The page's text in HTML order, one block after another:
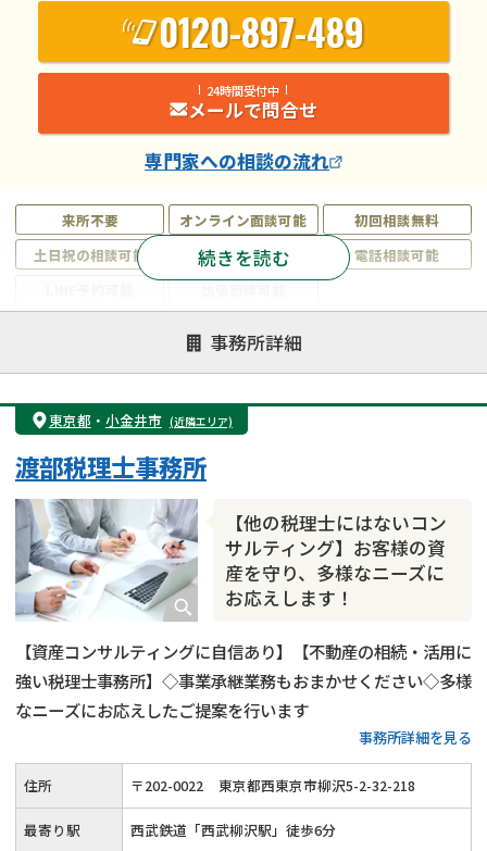
来所不要 オンライン面談可能
初回相談無料
土日祝の相談可能
19時以降電話可能
電話相談可能
遺言書作成・遺言執行
相続放棄
相続登記
遺産分割
遺留分侵害額請求
相続税申告
相続手続き
銀行手続き
成年後見・任意後見
相続人調査
相続トラブル
続きを読む
0120-897-489
24時間受付中
メールで問合せ
専門家への相談の流れ
事務所詳細
東京都 ・ 小金井市 (近隣エリア)
【他の税理士にはないコン
サルティング】お客様の資
産を守り、多様なニーズに
お応えします！
渡部税理士事務所
【資産コンサルティングに自信あり】【不動産の相続・活用に
強い税理士事務所】◇事業承継業務もおまかせください◇多様
なニーズにお応えしたご提案を行います
事務所詳細を見る
住所 〒202-0022 東京都西東京市柳沢5-2-32-218
最寄り駅 西武鉄道「西武柳沢駅」徒歩6分